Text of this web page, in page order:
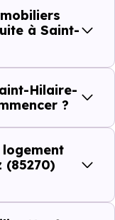
Hilaire-de-Riez
C'est une
que vous payez.
grâce à la
à Saint-
Hilaire-
?
(85270)